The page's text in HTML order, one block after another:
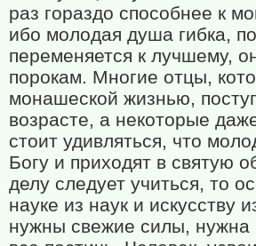
раз гораздо способнее к
ибо молодая душа гибка,
переменяется к лучшему,
порокам. Многие отцы,
монашеской жизнью,
возрасте, а некоторые
стоит удивляться, что
Богу и приходят в святую
делу следует учиться, то
науке из наук и искусству
нужны свежие силы, нужна